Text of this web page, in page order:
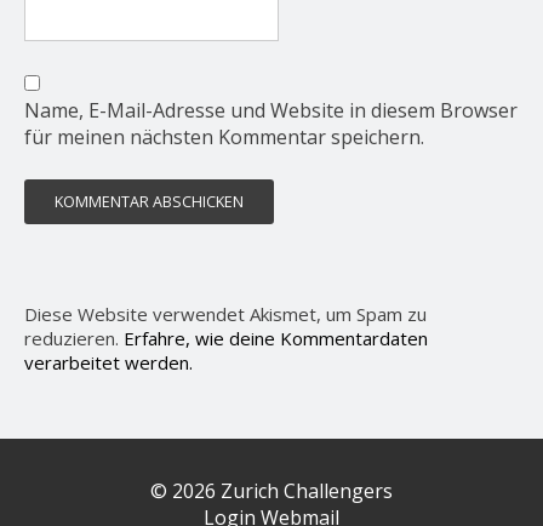
Name, E-Mail-Adresse und Website in diesem Browser
für meinen nächsten Kommentar speichern.
Diese Website verwendet Akismet, um Spam zu
reduzieren. Erfahre, wie deine Kommentardaten
verarbeitet werden.
© 2026 Zurich Challengers
Login Webmail